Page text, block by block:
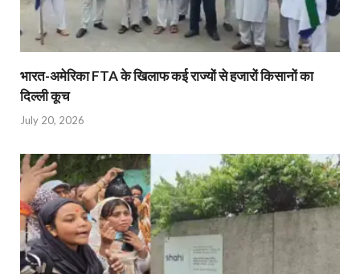
भारत-अमेरिका FTA के खिलाफ कई राज्यों से हजारों किसानों का
दिल्ली कूच
July 20, 2026